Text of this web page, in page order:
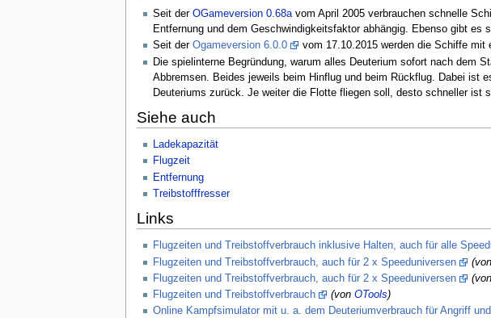
Seit der OGameversion 0.68avom April 2005 verbrauchen schnelle
Entfernung und dem Geschwindigkeitsfaktor abhängig. Ebenso gibt
Seit der Ogameversion 6.0.0
vom 17.10.2015 werden die Schiffe mit
Die spielinterne Begründung, warum alles Deuterium sofort nach dem
Abbremsen. Beides jeweils beim Hinflug und beim Rückflug. Dabei ist
Deuteriums zurück. Je weiter die Flotte fliegen soll, desto schneller ist
Siehe auch
Ladekapazität
Flugzeit
Entfernung
Treibstofffresser
Links
Flugzeiten und Treibstoffverbrauch inklusive Halten, auch für alle
Flugzeiten und Treibstoffverbrauch, auch für 2 x Speeduniversen
(von
Flugzeiten und Treibstoffverbrauch, auch für 2 x Speeduniversen
(von
Flugzeiten und Treibstoffverbrauch
(von OTools)
Online Kampfsimulator mit u. a. dem Deuteriumverbrauch für Angriff